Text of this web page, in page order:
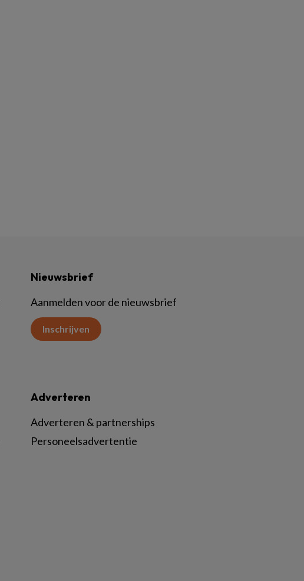
Nieuwsbrief
Aanmelden voor de nieuwsbrief
Inschrijven
Adverteren
Adverteren & partnerships
Personeelsadvertentie